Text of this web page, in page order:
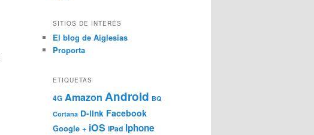
SITIOS DE INTERÉS
El blog de Aiglesias
Proporta
ETIQUETAS
4G Amazon Android BQ
Cortana D-link Facebook
Google + iOS iPad Iphone